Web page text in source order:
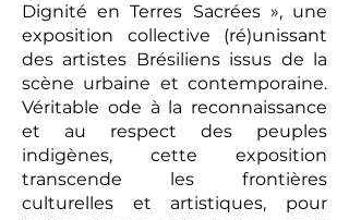
Dignité en Terres Sacrées », une
exposition collective (ré)unissant
des artistes Brésiliens issus de la
scène urbaine et contemporaine.
Véritable ode à la reconnaissance
et au respect des peuples
indigènes, cette exposition
transcende les frontières
culturelles et artistiques, pour